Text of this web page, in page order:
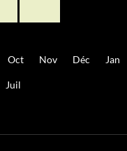
Oct Nov Déc Jan
Juil